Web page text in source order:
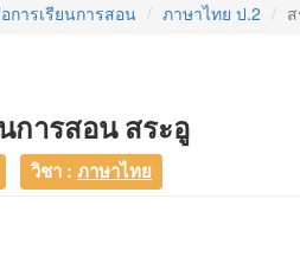
การเรียนการสอน ภาษาไทย ป.2
การสอน สระอู
วิชา : ภาษาไทย